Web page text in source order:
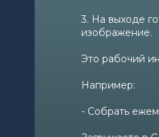
3. На выходе
изображение.
Это рабочий
Например:
- Собрать